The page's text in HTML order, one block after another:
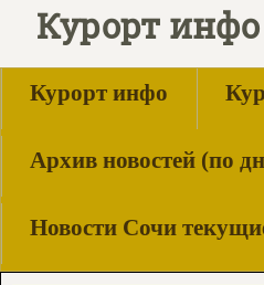
Курорт инфо
Курорт инфо
Архив новостей (по
Новости Сочи